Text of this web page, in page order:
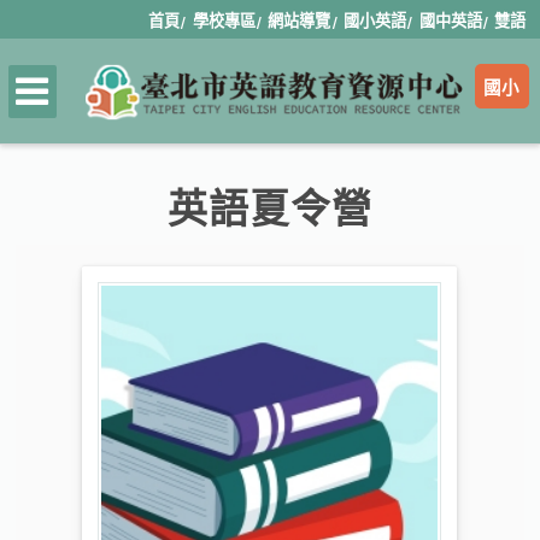
國小
首頁 學校專區 網站導覽 國小英語 國中英語 雙語
英語夏令營